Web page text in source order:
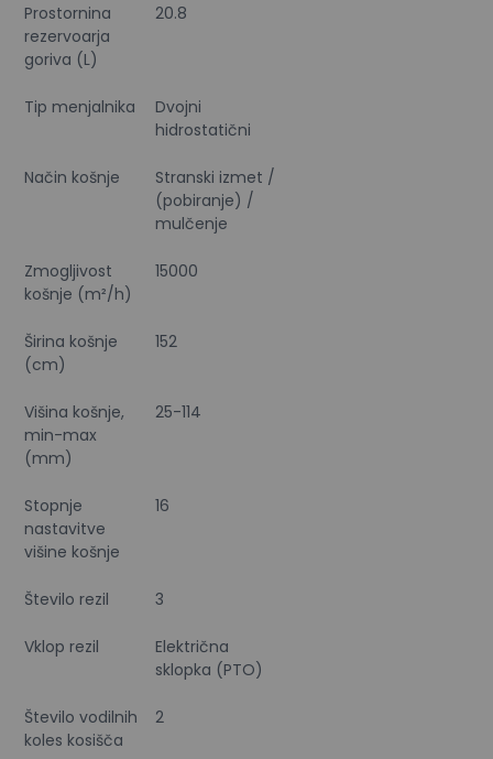
Prostornina
rezervoarja
goriva (L)
20.8
Tip menjalnika
Dvojni
hidrostatični
Način košnje
Stranski izmet /
(pobiranje) /
mulčenje
Zmogljivost
košnje (m²/h)
15000
Širina košnje
(cm)
152
Višina košnje,
min-max
(mm)
25-114
Stopnje
nastavitve
višine košnje
16
Število rezil 3
Vklop rezil
Električna
sklopka (PTO)
Število vodilnih
koles kosišča
2